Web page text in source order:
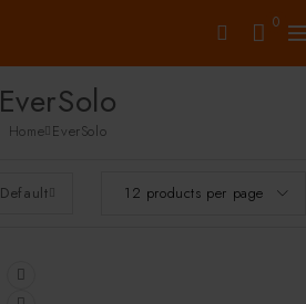
0
EverSolo
Home EverSolo
Default